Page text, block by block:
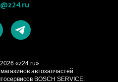
«z24.ru»
автозапчастей.
BOSCH SERVICE.